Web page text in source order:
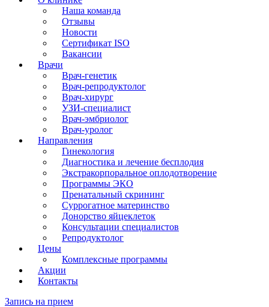
Наша команда
Отзывы
Новости
Сертификат ISO
Вакансии
Врачи
Врач-генетик
Врач-репродуктолог
Врач-хирург
УЗИ-специалист
Врач-эмбриолог
Врач-уролог
Направления
Гинекология
Диагностика и лечение бесплодия
Экстракорпоральное оплодотворение
Программы ЭКО
Пренатальный скрининг
Суррогатное материнство
Донорство яйцеклеток
Консультации специалистов
Репродуктолог
Цены
Комплексные программы
Акции
Контакты
Запись на прием